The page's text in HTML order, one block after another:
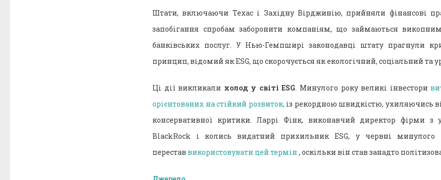
Штати, включаючи Техас і Західну Вірджинію, прийняли фінансові
запобігання спробам заборонити компаніям, що займаються
банківських послуг. У Нью-Гемпширі законодавці штату прагнули
принцип, відомий як ESG, що скорочується як екологічний, соціальний та
Ці дії викликали холод у світі ESG. Минулого року великі інвестори
орієнтованих на стійкий розвиток, із рекордною швидкістю, ухиляючись
консервативної критики. Ларрі Фінк, виконавчий директор фірми з
BlackRock і колись видатний прихильник ESG, у червні
перестав використовувати цей термін , оскільки він став занадто